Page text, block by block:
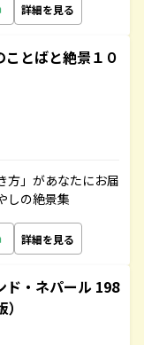
詳細を見る
とばと絶景１０
方」があなたにお届
しの絶景集
詳細を見る
ド・ネパール 198